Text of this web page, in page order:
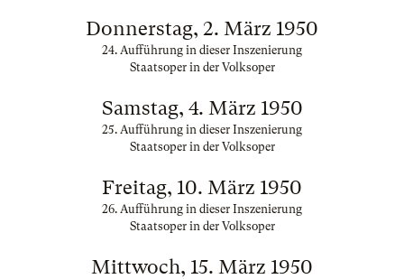
Donnerstag, 2. März 1950
24. Aufführung in dieser Inszenierung
Staatsoper in der Volksoper
Samstag, 4. März 1950
25. Aufführung in dieser Inszenierung
Staatsoper in der Volksoper
Freitag, 10. März 1950
26. Aufführung in dieser Inszenierung
Staatsoper in der Volksoper
Mittwoch, 15. März 1950